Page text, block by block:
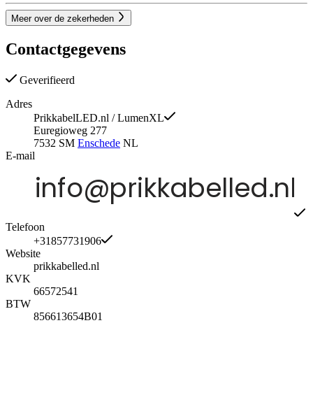
Meer over de zekerheden
Contactgegevens
Geverifieerd
Adres
PrikkabelLED.nl / LumenXL
Euregioweg 277
7532 SM Enschede NL
E-mail
Telefoon
+31857731906
Website
prikkabelled.nl
KVK
66572541
BTW
856613654B01